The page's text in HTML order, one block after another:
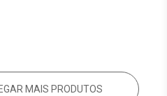
MAIS PRODUTOS